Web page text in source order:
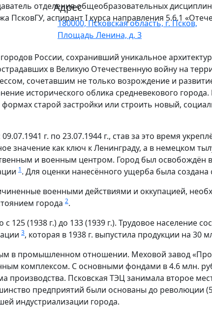
Адрес
180000, Псковская область, г. Псков,
Площадь Ленина, д. 3
отделения общеобразовательных
ПсковГУ, аспирант I курса направления 5.6.1
России, сохранивший уникальное
в Великую Отечественную войну на
сочетавшим не только возрождение и
исторического облика средневекового
формах старой застройки или строить новый,
г. по 23.07.1944 г., став за это время
значение как ключ к Ленинграду, а в немецком
и военным центром. Город был освобождён
1. Для оценки нанесённого ущерба была создана
военными действиями и оккупацией,
города 2.
125 (1938 г.) до 133 (1939 г.). Трудовое население
3, которая в 1938 г. выпустила продукции на 30
в промышленном отношении. Меховой завод
комплексом. С основными фондами в 4.6 млн.
производства. Псковская ТЭЦ занимала второе
предприятий были основаны до революции
индустриализации города.